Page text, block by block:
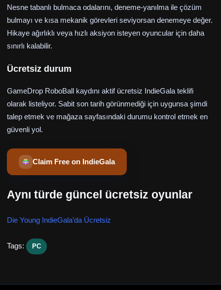
Nesne tabanlı bulmaca odalarını, deneme-yanılma ile çözüm
bulmayı ve kısa mekanik görevleri seviyorsan denemeye değer.
Hikaye ağırlıklı veya hızlı aksiyon isteyen oyuncular için daha
sınırlı kalabilir.
Ücretsiz durum
GameDrop RoboBall kaydını aktif ücretsiz IndieGala teklifi
olarak listeliyor. Sabit son tarih görünmediği için uygunsa şimdi
talep etmek ve mağaza sayfasındaki durumu kontrol etmek en
güvenli yol.
Claim Free on IndieGala
Aynı türde güncel ücretsiz oyunlar
Die Young IndieGala’da Ücretsiz
Tags: PC